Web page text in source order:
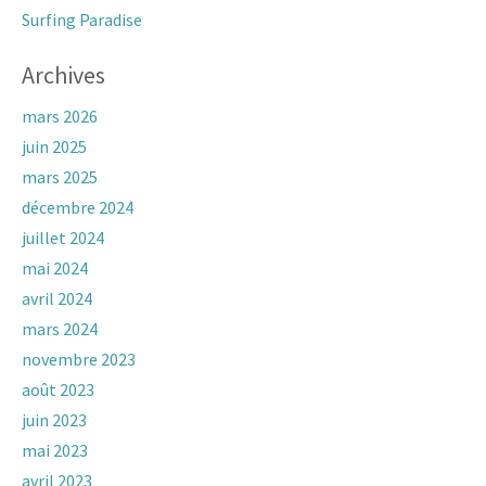
Surfing Paradise
Archives
mars 2026
juin 2025
mars 2025
décembre 2024
juillet 2024
mai 2024
avril 2024
mars 2024
novembre 2023
août 2023
juin 2023
mai 2023
avril 2023